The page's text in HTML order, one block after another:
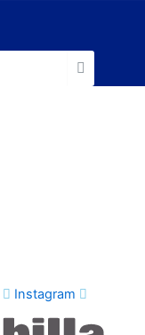
Instagram